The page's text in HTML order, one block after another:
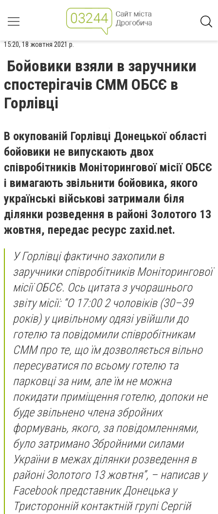
15:20, 18 жовтня 2021 р.
Бойовики взяли в заручники
спостерігачів СММ ОБСЄ в
Горлівці
В окупованій Горлівці Донецької області
бойовики не випускають двох
співробітників Моніторингової місії ОБСЄ
і вимагають звільнити бойовика, якого
українські військові затримали біля
ділянки розведення в районі Золотого 13
жовтня, передає ресурс zaxid.net.
У Горлівці фактично захопили в
заручники співробітників Моніторингової
місії ОБСЄ. Ось цитата з учорашнього
звіту місії: “О 17:00 2 чоловіків (30–39
років) у цивільному одязі увійшли до
готелю та повідомили співробітникам
СММ про те, що їм дозволяється вільно
пересуватися по всьому готелю та
парковці за ним, але їм не можна
покидати приміщення готелю, допоки не
буде звільнено члена збройних
формувань, якого, за повідомленнями,
було затримано Збройними силами
України в межах ділянки розведення в
районі Золотого 13 жовтня”, – написав у
Facebook представник Донецька у
Тристоронній контактній групі Сергій